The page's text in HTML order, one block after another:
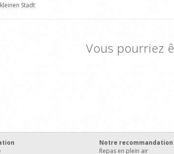
Stadt
Vous pourriez
Notre recommandation
Repas en plein air